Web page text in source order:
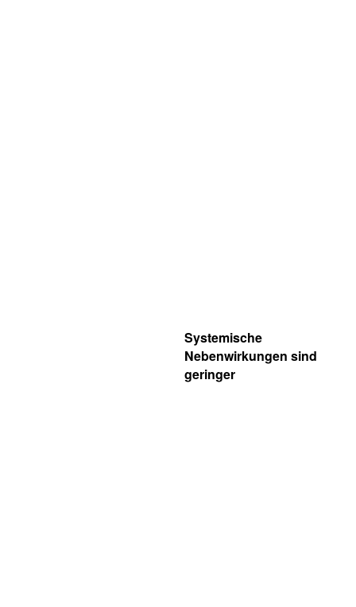
Systemische
Nebenwirkungen sind
geringer